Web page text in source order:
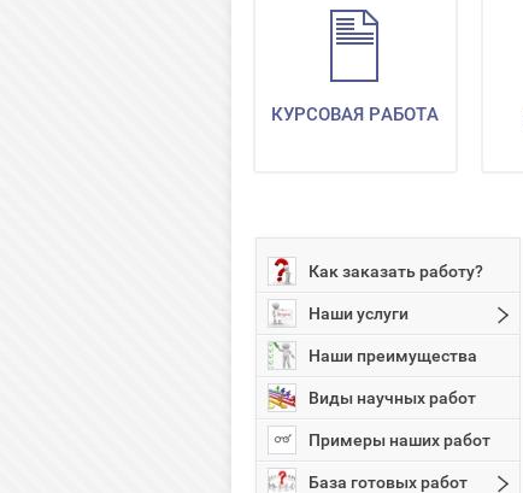
КУРСОВАЯ РАБОТА
Как заказать работу?
Наши услуги
Наши преимущества
Виды научных работ
Примеры наших работ
База готовых работ